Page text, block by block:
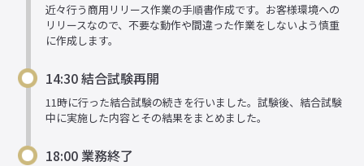
近々行う商用リリース作業の手順書作成です。お客様環境への
リリースなので、不要な動作や間違った作業をしないよう慎重
に作成します。
14:30 結合試験再開
11時に行った結合試験の続きを行いました。試験後、結合試験
中に実施した内容とその結果をまとめました。
18:00 業務終了